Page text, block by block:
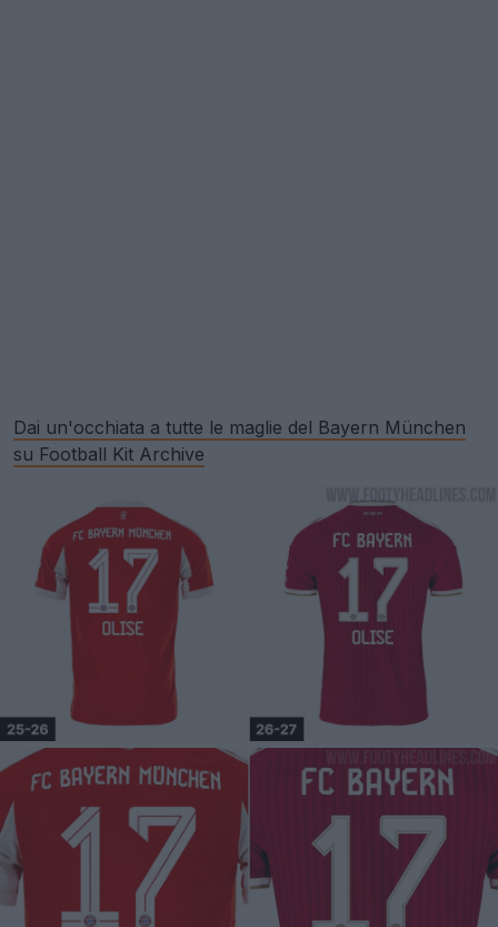
Dai un'occhiata a tutte le maglie del Bayern München
su Football Kit Archive